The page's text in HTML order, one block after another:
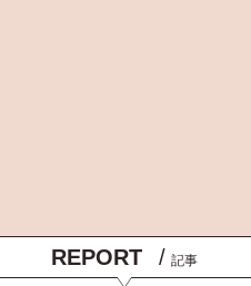
REPORT / 記事